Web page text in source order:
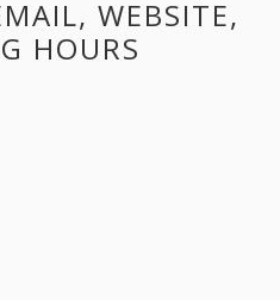
WEBSITE,
HOURS